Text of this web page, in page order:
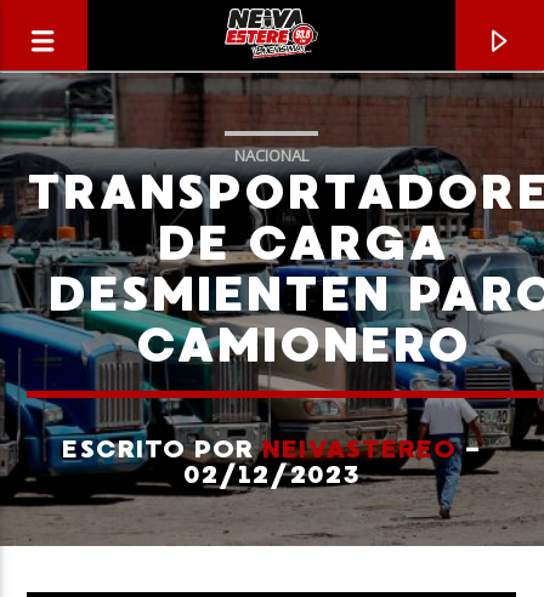
CANCIÓN ACTUAL
TÍTULO
ARTISTA
NACIONAL
DE CARGA
DESMIENTEN
CAMIONERO
ESCRITO PORNEIVASTEREO-
02/12/2023